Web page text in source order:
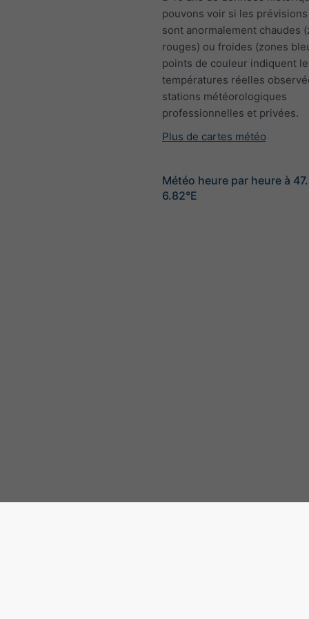
pouvons voir si les
sont anormalement chaudes
rouges) ou froides (zones
points de couleur indiquent
températures réelles
stations météorologiques
professionnelles et privées.
Plus de cartes météo
Météo heure par heure à
6.82°E